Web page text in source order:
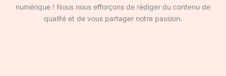
numérique ! Nous nous efforçons de rédiger du contenu de
qualité et de vous partager notre passion.